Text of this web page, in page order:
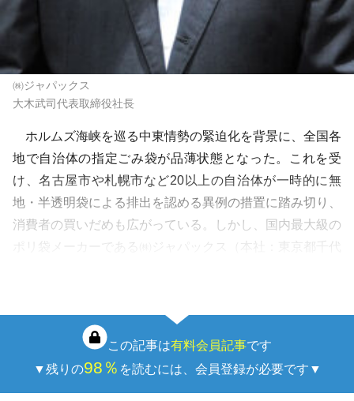
㈱ジャパックス
大木武司代表取締役社長
ホルムズ海峡を巡る中東情勢の緊迫化を背景に、全国各
地で自治体の指定ごみ袋が品薄状態となった。これを受
け、名古屋市や札幌市など20以上の自治体が一時的に無
地・半透明袋による排出を認める異例の措置に踏み切り、
消費者の買いだめも広がっている。しかし、国内最大級の
ポリ袋メーカーである㈱ジャパックス（本社：東京都千代
この記事は有料会員記事です
▼残りの98％ を読むには、会員登録が必要です▼